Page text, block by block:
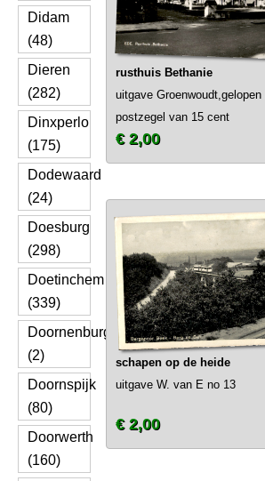
Didam
(48)
Dieren
(282)
Dinxperlo
(175)
Dodewaard
(24)
Doesburg
(298)
Doetinchem
(339)
Doornenburg
(2)
Doornspijk
(80)
Doorwerth
(160)
rusthuis Bethanie
uitgave
postzegel van 15 cent
€ 2,00
schapen op de heide
uitgave W. van E no 13
€ 2,00